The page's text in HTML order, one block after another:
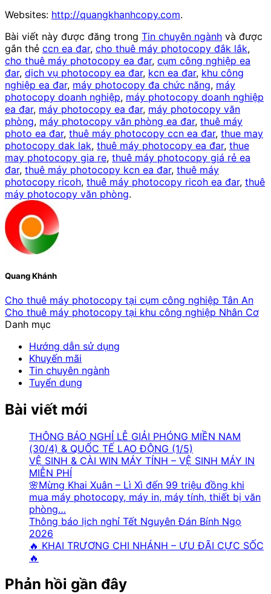
Websites: http://quangkhanhcopy.com.
Bài viết này được đăng trong Tin chuyên ngành và được
gắn thẻ ccn ea đar, cho thuê máy photocopy đắk lắk,
cho thuê máy photocopy ea đar, cụm công nghiệp ea
đar, dịch vụ photocopy ea đar, kcn ea đar, khu công
nghiệp ea đar, máy photocopy đa chức năng, máy
photocopy doanh nghiệp, máy photocopy doanh nghiệp
ea đar, máy photocopy ea đar, máy photocopy văn
phòng, máy photocopy văn phòng ea đar, thuê máy
photo ea đar, thuê máy photocopy ccn ea đar, thue may
photocopy dak lak, thuê máy photocopy ea đar, thue
may photocopy gia re, thuê máy photocopy giá rẻ ea
đar, thuê máy photocopy kcn ea đar, thuê máy
photocopy ricoh, thuê máy photocopy ricoh ea đar, thuê
máy photocopy văn phòng.
Quang Khánh
Cho thuê máy photocopy tại cụm công nghiệp Tân An
Cho thuê máy photocopy tại khu công nghiệp Nhân Cơ
Danh mục
Hướng dẫn sử dụng
Khuyến mãi
Tin chuyên ngành
Tuyển dụng
Bài viết mới
THÔNG BÁO NGHỈ LỄ GIẢI PHÓNG MIỀN NAM
(30/4) & QUỐC TẾ LAO ĐỘNG (1/5)
VỆ SINH & CÀI WIN MÁY TÍNH – VỆ SINH MÁY IN
MIỄN PHÍ
🌸Mừng Khai Xuân – Lì Xì đến 99 triệu đồng khi
mua máy photocopy, máy in, máy tính, thiết bị văn
phòng…
Thông báo lịch nghỉ Tết Nguyên Đán Bính Ngọ
2026
🔥 KHAI TRƯƠNG CHI NHÁNH – ƯU ĐÃI CỰC SỐC
🔥
Phản hồi gần đây